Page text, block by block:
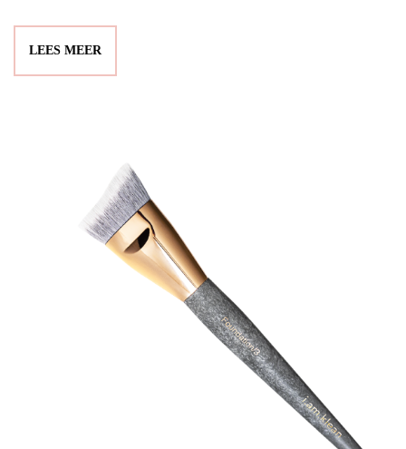
LEES MEER